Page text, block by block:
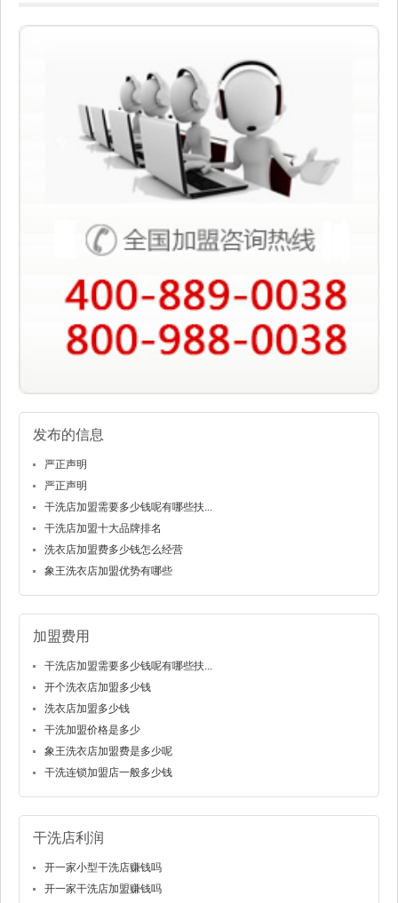
发布的信息
严正声明
严正声明
干洗店加盟需要多少钱呢有哪些扶...
干洗店加盟十大品牌排名
洗衣店加盟费多少钱怎么经营
象王洗衣店加盟优势有哪些
加盟费用
干洗店加盟需要多少钱呢有哪些扶...
开个洗衣店加盟多少钱
洗衣店加盟多少钱
干洗加盟价格是多少
象王洗衣店加盟费是多少呢
干洗连锁加盟店一般多少钱
干洗店利润
开一家小型干洗店赚钱吗
开一家干洗店加盟赚钱吗